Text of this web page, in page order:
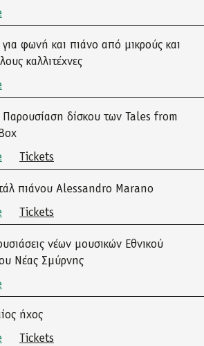
για φωνή και πιάνο από μικρούς και
καλλιτέχνες
δίσκου των Tales from
Tickets
πιάνου Alessandro Marano
Tickets
νέων μουσικών Εθνικού
Νέας Σμύρνης
ήχος
Tickets